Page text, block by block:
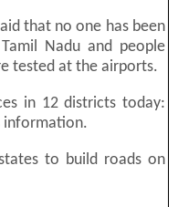
that no one has been
Nadu and people
tested at the airports.
in 12 districts today:
information.
to build roads on